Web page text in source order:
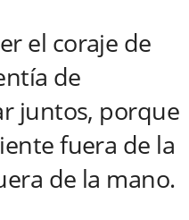
el coraje de
de
juntos, porque
fuera de la
de la mano.